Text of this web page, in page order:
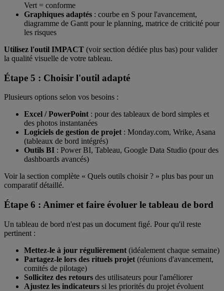
Vert = conforme
Graphiques adaptés : courbe en S pour l'avancement,
diagramme de Gantt pour le planning, matrice de criticité pour
les risques
Utilisez l'outil IMPACT (voir section dédiée plus bas) pour valider
la qualité visuelle de votre tableau.
Étape 5 : Choisir l'outil adapté
Plusieurs options selon vos besoins :
Excel / PowerPoint : pour des tableaux de bord simples et
des photos instantanées
Logiciels de gestion de projet : Monday.com, Wrike, Asana
(tableaux de bord intégrés)
Outils BI : Power BI, Tableau, Google Data Studio (pour des
dashboards avancés)
Voir la section complète « Quels outils choisir ? » plus bas pour un
comparatif détaillé.
Étape 6 : Animer et faire évoluer le tableau de bord
Un tableau de bord n'est pas un document figé. Pour qu'il reste
pertinent :
Mettez-le à jour régulièrement (idéalement chaque semaine)
Partagez-le lors des rituels projet (réunions d'avancement,
comités de pilotage)
Sollicitez des retours des utilisateurs pour l'améliorer
Ajustez les indicateurs si les priorités du projet évoluent